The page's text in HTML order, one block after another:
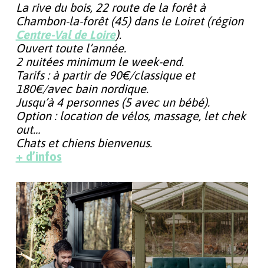
La rive du bois, 22 route de la forêt à
Chambon-la-forêt (45) dans le Loiret (région
Centre-Val de Loire).
Ouvert toute l’année.
2 nuitées minimum le week-end.
Tarifs : à partir de 90€/classique et
180€/avec bain nordique.
Jusqu’à 4 personnes (5 avec un bébé).
Option : location de vélos, massage, let chek
out…
Chats et chiens bienvenus.
+ d’infos